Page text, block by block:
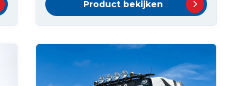
Product bekijken